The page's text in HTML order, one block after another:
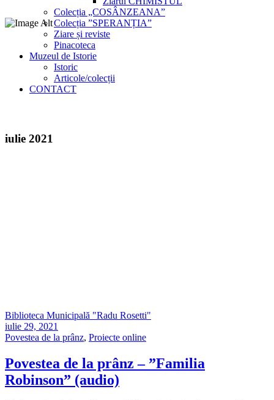
Colecția „COSÂNZEANA”
Colecția ”SPERANȚIA”
Ziare și reviste
Pinacoteca
Muzeul de Istorie
Istoric
Articole/colecții
CONTACT
iulie 2021
Biblioteca Municipală "Radu Rosetti"
iulie 29, 2021
Povestea de la prânz, Proiecte online
Povestea de la prânz – ”Familia
Robinson” (audio)